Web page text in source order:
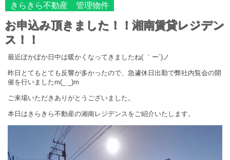
きらきら不動産 管理物件
お申込み頂きました！！湘南賃貸レジデン
ス！！
最近ぽかぽか日中は暖かくなってきましたね( ｀ー´)ノ
昨日とてもとても反響が多かったので、急遽休日出勤で弊社内覧会の開
催を行いましたm(_ _)m
ご来場いただきありがとうございました。
本日はきらきら不動産の湘南レジデンスをご紹介いたします。